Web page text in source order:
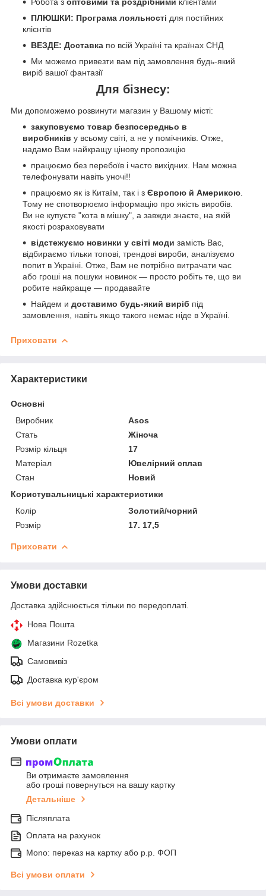
Робота з оптовими та роздрібними клієнтами
ПЛЮШКИ: Програма лояльності для постійних
клієнтів
ВЕЗДЕ: Доставка по всій Україні та країнах СНД
Ми можемо привезти вам під замовлення будь-який
виріб вашої фантазії
Для бізнесу:
Ми допоможемо розвинути магазин у Вашому місті:
закуповуємо товар безпосередньо в
виробників у всьому світі, а не у помічників. Отже,
надамо Вам найкращу цінову пропозицію
працюємо без перебоїв і часто вихідних. Нам можна
телефонувати навіть уночі!!
працюємо як із Китаїм, так і з Європою й Америкою
Тому не спотворюємо інформацію про якість виробів.
Ви не купуєте "кота в мішку", а завжди знаєте, на якій
якості розраховувати
відстежуємо новинки у світі моди замість Вас,
відбираємо тільки топові, трендові вироби, аналізуємо
попит в Україні. Отже, Вам не потрібно витрачати час
або гроші на пошуки новинок — просто робіть те, що ви
робите найкраще — продавайте
Найдем и доставимо будь-який виріб під
замовлення, навіть якщо такого немає ніде в Україні.
Приховати
Характеристики
Основні
Виробник
Asos
Стать
Жіноча
Розмір кільця
17
Матеріал
Ювелірний сплав
Стан
Новий
Користувальницькі характеристики
Колір
Золотий/чорний
Розмір
17. 17,5
Приховати
Умови доставки
Доставка здійснюється тільки по передоплаті.
Нова Пошта
Магазини Rozetka
Самовивіз
Доставка кур'єром
Всі умови доставки
Умови оплати
Ви отримаєте замовлення
або гроші повернуться на вашу картку
Детальніше
Післяплата
Оплата на рахунок
Mono: переказ на картку або р.р. ФОП
Всі умови оплати